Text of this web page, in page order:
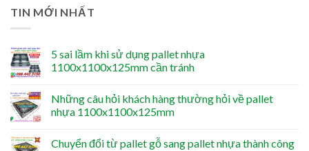
TIN MỚI NHẤT
5 sai lầm khi sử dụng pallet nhựa
1100x1100x125mm cần tránh
Những câu hỏi khách hàng thường hỏi về pallet
nhựa 1100x1100x125mm
Chuyển đổi từ pallet gỗ sang pallet nhựa thành công